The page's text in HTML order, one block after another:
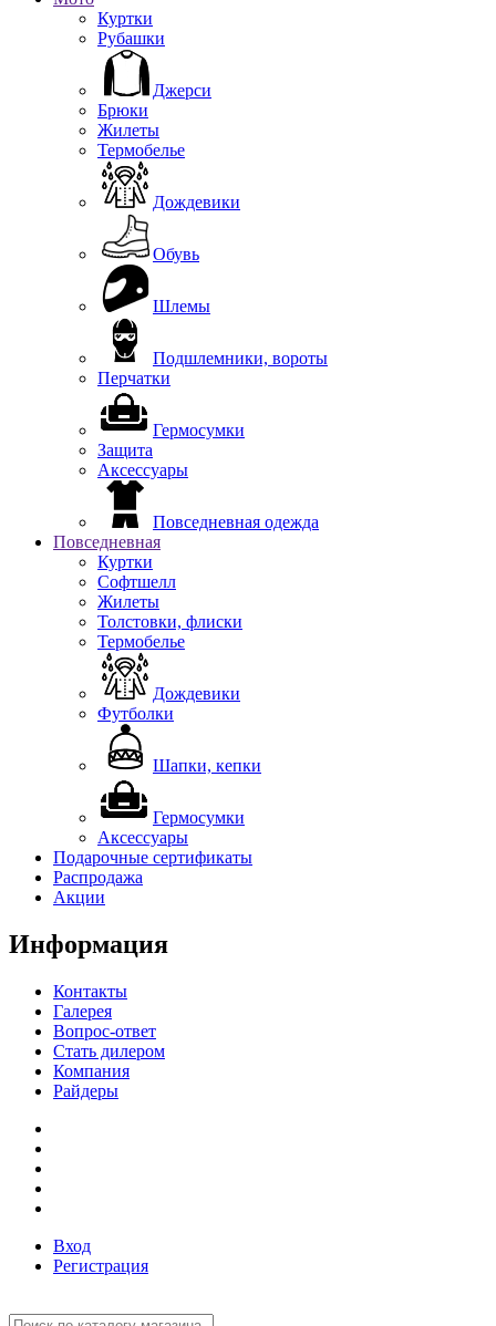
Куртки
Рубашки
Джерси
Брюки
Жилеты
Термобелье
Дождевики
Обувь
Шлемы
Подшлемники, вороты
Перчатки
Гермосумки
Защита
Аксессуары
Повседневная одежда
Повседневная
Куртки
Софтшелл
Жилеты
Толстовки, флиски
Термобелье
Дождевики
Футболки
Шапки, кепки
Гермосумки
Аксессуары
Подарочные сертификаты
Распродажа
Акции
Информация
Контакты
Галерея
Вопрос-ответ
Стать дилером
Компания
Райдеры
Вход
Регистрация